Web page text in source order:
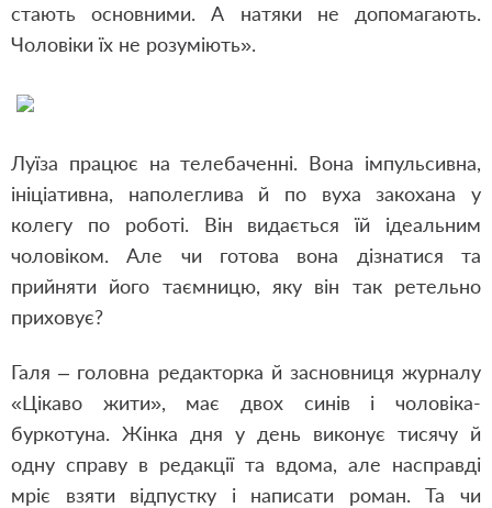
стають основними. А натяки не допомагають.
Чоловіки їх не розуміють».
Луїза працює на телебаченні. Вона імпульсивна,
ініціативна, наполеглива й по вуха закохана у
колегу по роботі. Він видається їй ідеальним
чоловіком. Але чи готова вона дізнатися та
прийняти його таємницю, яку він так ретельно
приховує?
Галя – головна редакторка й засновниця журналу
«Цікаво жити», має двох синів і чоловіка-
буркотуна. Жінка дня у день виконує тисячу й
одну справу в редакції та вдома, але насправді
мріє взяти відпустку і написати роман. Та чи